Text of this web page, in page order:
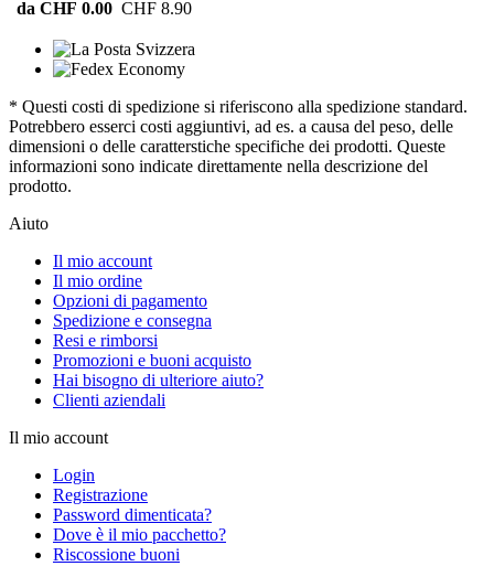
da CHF 0.00 CHF 8.90
* Questi costi di spedizione si riferiscono alla spedizione standard.
Potrebbero esserci costi aggiuntivi, ad es. a causa del peso, delle
dimensioni o delle caratterstiche specifiche dei prodotti. Queste
informazioni sono indicate direttamente nella descrizione del
prodotto.
Aiuto
Il mio account
Il mio ordine
Opzioni di pagamento
Spedizione e consegna
Resi e rimborsi
Promozioni e buoni acquisto
Hai bisogno di ulteriore aiuto?
Clienti aziendali
Il mio account
Login
Registrazione
Password dimenticata?
Dove è il mio pacchetto?
Riscossione buoni